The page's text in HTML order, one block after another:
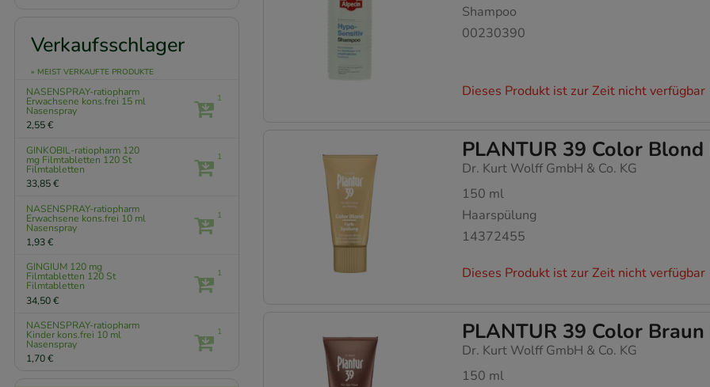
Shampoo
00230390
Dieses Produkt ist zur Zeit nicht verfügbar
PLANTUR 39 Color
Dr. Kurt Wolff GmbH & Co. KG
150 ml
Haarspülung
14372455
Dieses Produkt ist zur Zeit nicht verfügbar
PLANTUR 39 Color
Dr. Kurt Wolff GmbH & Co. KG
150 ml
Verkaufsschlager
» MEIST VERKAUFTE PRODUKTE
NASENSPRAY-ratiopharm
Erwachsene kons.frei 15 ml
Nasenspray
2,55 €
1
GINKOBIL-ratiopharm 120
mg Filmtabletten 120 St
Filmtabletten
33,85 €
1
NASENSPRAY-ratiopharm
Erwachsene kons.frei 10 ml
Nasenspray
1,93 €
1
GINGIUM 120 mg
Filmtabletten 120 St
Filmtabletten
34,50 €
1
NASENSPRAY-ratiopharm
Kinder kons.frei 10 ml
Nasenspray
1,70 €
1